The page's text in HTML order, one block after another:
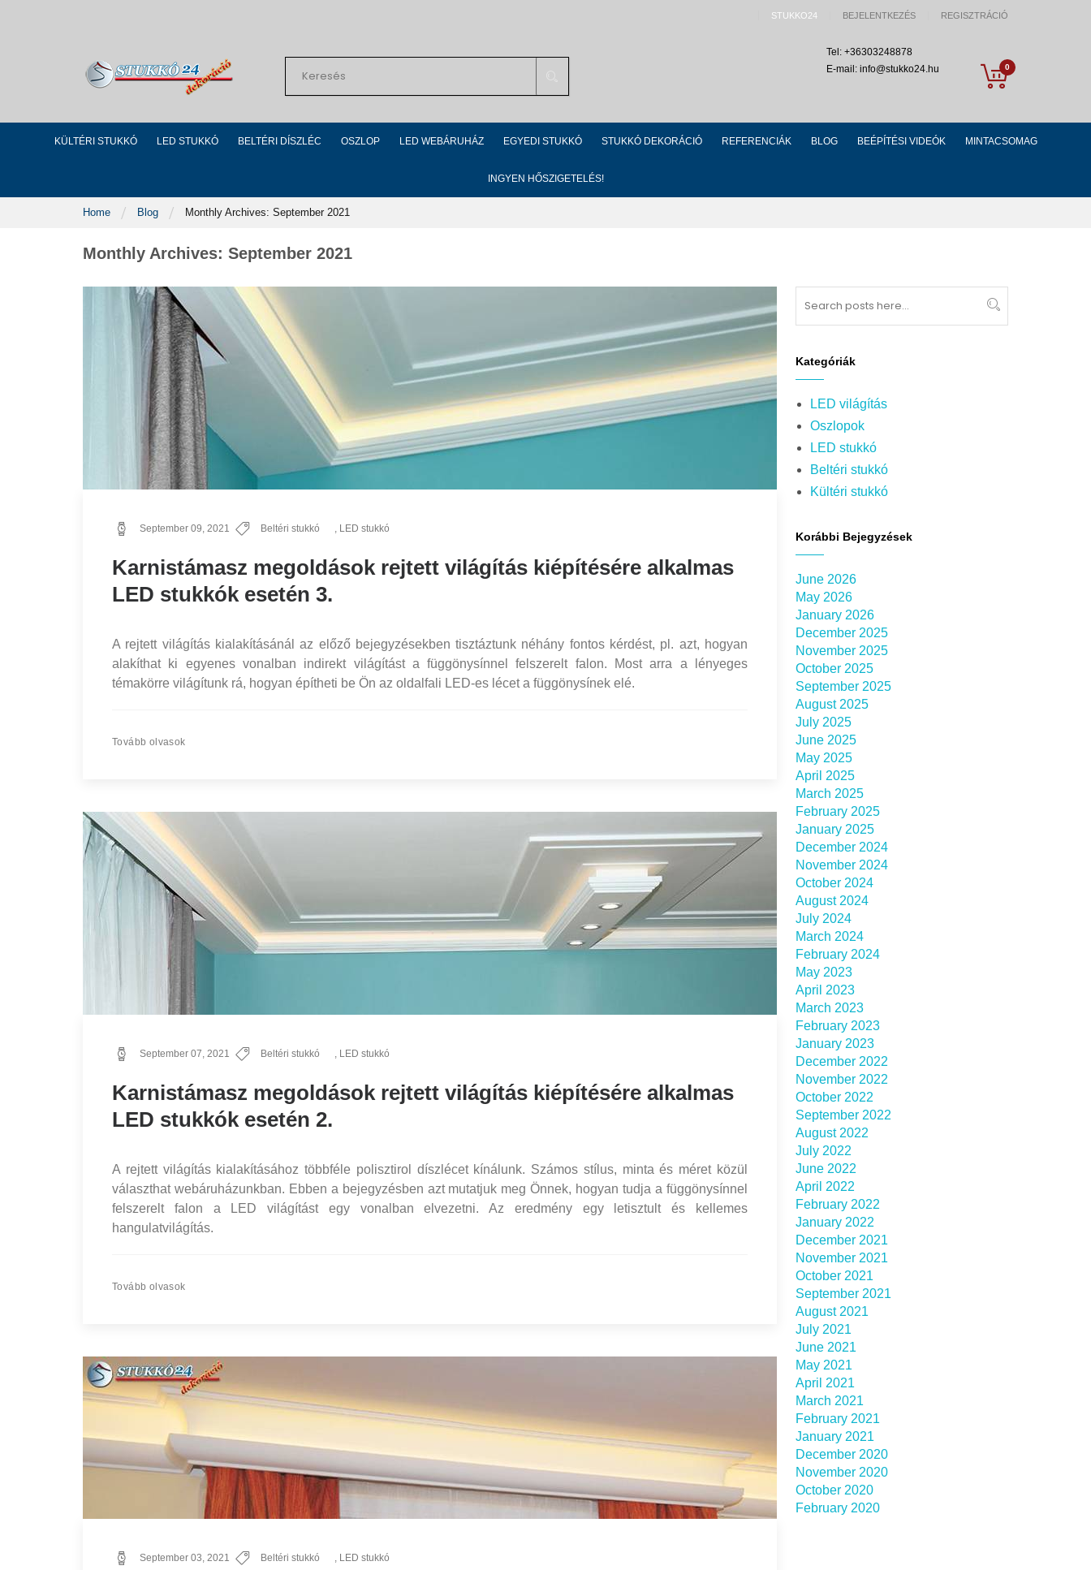
STUKKO24 BEJELENTKEZÉS REGISZTRÁCIÓ
My Cart
0
Tel: +36303248878
E-mail: info@stukko24.hu
KÜLTÉRI STUKKÓ LED STUKKÓ BELTÉRI DÍSZLÉC OSZLOP LED WEBÁRUHÁZ EGYEDI STUKKÓ STUKKÓ DEKORÁCIÓ REFERENCIÁK BLOG BEÉPÍTÉSI VIDEÓK MINTACSOMAG
INGYEN HŐSZIGETELÉS!
Home Blog Monthly Archives: September 2021
Monthly Archives: September 2021
September 09, 2021 Beltéri stukkó , LED stukkó
Karnistámasz megoldások rejtett világítás kiépítésére alkalmas
LED stukkók esetén 3.
A rejtett világítás kialakításánál az előző bejegyzésekben tisztáztunk néhány fontos kérdést, pl. azt, hogyan
alakíthat ki egyenes vonalban indirekt világítást a függönysínnel felszerelt falon. Most arra a lényeges
témakörre világítunk rá, hogyan építheti be Ön az oldalfali LED-es lécet a függönysínek elé.
Tovább olvasok
September 07, 2021 Beltéri stukkó , LED stukkó
Karnistámasz megoldások rejtett világítás kiépítésére alkalmas
LED stukkók esetén 2.
A rejtett világítás kialakításához többféle polisztirol díszlécet kínálunk. Számos stílus, minta és méret közül
választhat webáruházunkban. Ebben a bejegyzésben azt mutatjuk meg Önnek, hogyan tudja a függönysínnel
felszerelt falon a LED világítást egy vonalban elvezetni. Az eredmény egy letisztult és kellemes
hangulatvilágítás.
Tovább olvasok
September 03, 2021 Beltéri stukkó , LED stukkó
Search
Kategóriák
LED világítás
Oszlopok
LED stukkó
Beltéri stukkó
Kültéri stukkó
Korábbi Bejegyzések
June 2026
May 2026
January 2026
December 2025
November 2025
October 2025
September 2025
August 2025
July 2025
June 2025
May 2025
April 2025
March 2025
February 2025
January 2025
December 2024
November 2024
October 2024
August 2024
July 2024
March 2024
February 2024
May 2023
April 2023
March 2023
February 2023
January 2023
December 2022
November 2022
October 2022
September 2022
August 2022
July 2022
June 2022
April 2022
February 2022
January 2022
December 2021
November 2021
October 2021
September 2021
August 2021
July 2021
June 2021
May 2021
April 2021
March 2021
February 2021
January 2021
December 2020
November 2020
October 2020
February 2020